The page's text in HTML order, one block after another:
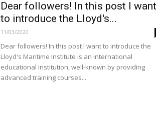
Dear followers! In this post I want
to introduce the Lloyd's...
11/03/2020
Dear followers! In this post I want to introduce the
Lloyd's Maritime Institute is an international
educational institution, well-known by providing
advanced training courses...